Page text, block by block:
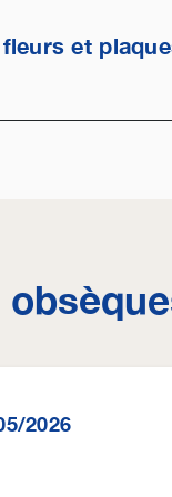
et
2026